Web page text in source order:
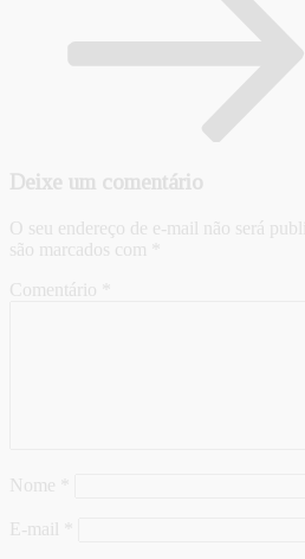
Deixe um comentário
O seu endereço de e-mail não será
são marcados com
Comentário
Nome
E-mail